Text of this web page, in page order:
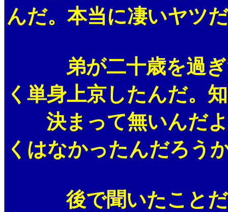
んだ。本当に凄いヤツ
弟が二十歳を過ぎた
く単身上京したんだ。
決まって無いんだよ
くはなかったんだろう
後で聞いたことだが